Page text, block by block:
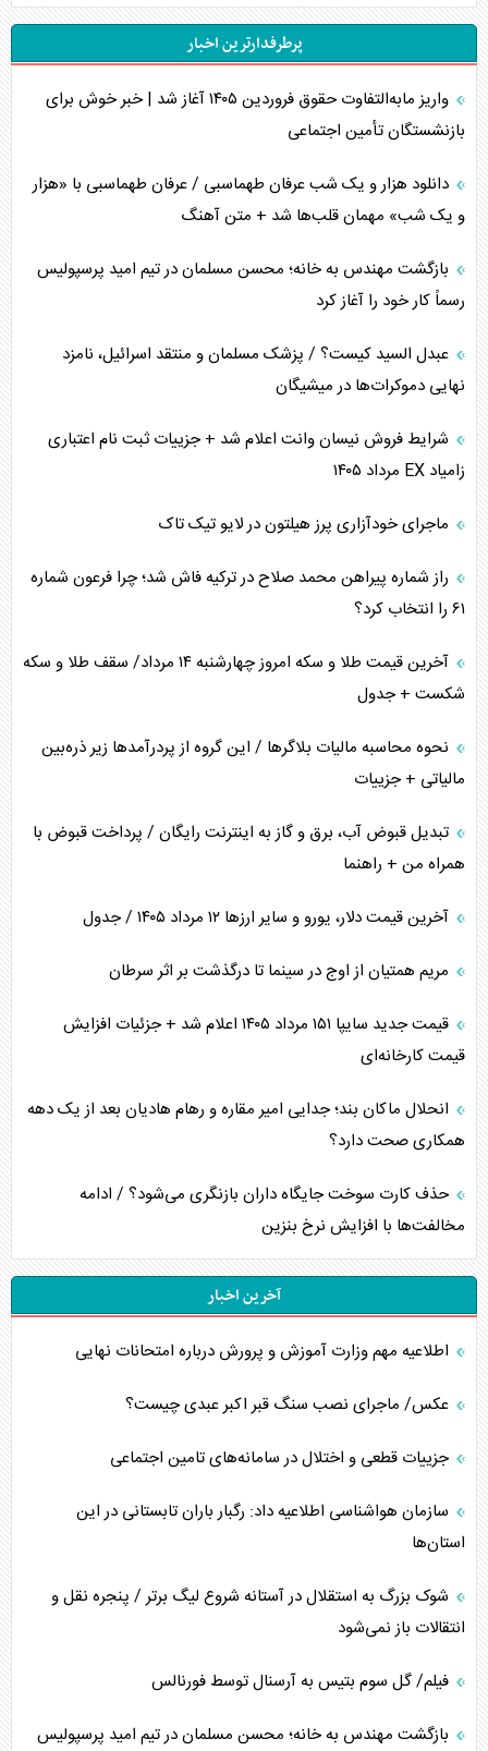
اهمیت راهبردی اردن برای آمریکا
پیام، ظرفیت بالفعل‌نشده تجارت ایران
ترامپ و توهم خلع سلاح حماس
چرا کویت به دنبال شریک امنیتی جدید است؟
اعتراف غرب به قدرت ایران در تثبیت معادلات
خطای راهبردی ترامپ مقابل برزیل
متن و حاشیه سفر نتانیاهو به آمریکا
نقش راهبردی ایران در دیپلماسی غذایی جهان
فضای مجازی، چالش تربیتی خانواده‌ها
پیامدهای خطرناک حمله اوکراین به کشتی ایرانی
پرطرفدارترین اخبار
واریز مابه‌التفاوت حقوق فروردین ۱۴۰۵ آغاز شد | خبر خوش برای
بازنشستگان تأمین اجتماعی
دانلود هزار و یک شب عرفان طهماسبی / عرفان طهماسبی با «هزار
و یک شب» مهمان قلب‌ها شد + متن آهنگ
بازگشت مهندس به خانه؛ محسن مسلمان در تیم امید پرسپولیس
رسماً کار خود را آغاز کرد
عبدل السید کیست؟ / پزشک مسلمان و منتقد اسرائیل، نامزد
نهایی دموکرات‌ها در میشیگان
شرایط فروش نیسان وانت اعلام شد + جزییات ثبت نام اعتباری
زامیاد EX مرداد ۱۴۰۵
ماجرای خودآزاری پرز هیلتون در لایو تیک تاک
راز شماره پیراهن محمد صلاح در ترکیه فاش شد؛ چرا فرعون شماره
۶۱ را انتخاب کرد؟
آخرین قیمت طلا و سکه امروز چهارشنبه ۱۴ مرداد/ سقف طلا و سکه
شکست + جدول
نحوه محاسبه مالیات بلاگر‌ها / این گروه از پردرآمد‌ها زیر ذره‌بین
مالیاتی + جزییات
تبدیل قبوض آب، برق و گاز به اینترنت رایگان / پرداخت قبوض با
همراه من + راهنما
آخرین قیمت دلار، یورو و سایر ارز‌ها ۱۲ مرداد ۱۴۰۵ / جدول
مریم همتیان از اوج در سینما تا درگذشت بر اثر سرطان
قیمت جدید سایپا ۱۵۱ مرداد ۱۴۰۵ اعلام شد + جزئیات افزایش
قیمت کارخانه‌ای
انحلال ماکان بند؛ جدایی امیر مقاره و رهام هادیان بعد از یک دهه
همکاری صحت دارد؟
حذف کارت سوخت جایگاه داران بازنگری می‌شود؟ / ادامه
مخالفت‌ها با افزایش نرخ بنزین
آخرین اخبار
اطلاعیه مهم وزارت آموزش و پرورش درباره امتحانات نهایی
عکس/ ماجرای نصب سنگ قبر اکبر عبدی چیست؟
جزییات قطعی و اختلال در سامانه‌های تامین اجتماعی
سازمان هواشناسی اطلاعیه داد: رگبار باران تابستانی در این
استان‌ها
شوک بزرگ به استقلال در آستانه شروع لیگ برتر / پنجره نقل و
انتقالات باز نمی‌شود
فیلم/ گل سوم بتیس به آرسنال توسط فورنالس
بازگشت مهندس به خانه؛ محسن مسلمان در تیم امید پرسپولیس